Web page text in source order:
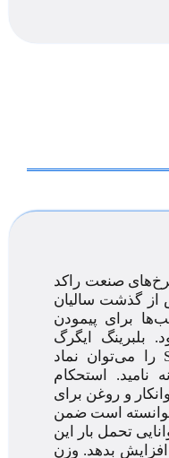
صنعت راکد
از گذشت سالیان
برای پیمودن
بلبرینگ ایگرگ
SKFYAR 204-012-2LPW/SS را می‌توان نماد
نامید. استحکام
و روغن برای
است ضمن
تحمل بار این
بدهد. وزن